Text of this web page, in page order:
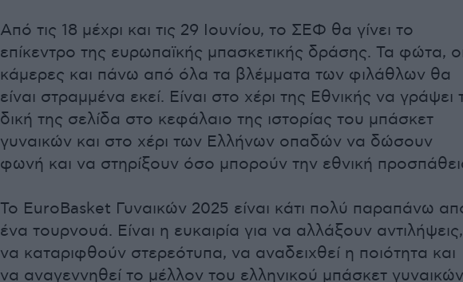
Από τις 18 μέχρι και τις 29 Ιουνίου, το ΣΕΦ θα γίνει το
επίκεντρο της ευρωπαϊκής μπασκετικής δράσης. Τα φώτα,
κάμερες και πάνω από όλα τα βλέμματα των φιλάθλων θα
είναι στραμμένα εκεί. Είναι στο χέρι της Εθνικής να γράψει
δική της σελίδα στο κεφάλαιο της ιστορίας του μπάσκετ
γυναικών και στο χέρι των Ελλήνων οπαδών να δώσουν
φωνή και να στηρίξουν όσο μπορούν την εθνική
Το EuroBasket Γυναικών 2025 είναι κάτι πολύ παραπάνω
ένα τουρνουά. Είναι η ευκαιρία για να αλλάξουν αντιλήψεις,
να καταριφθούν στερεότυπα, να αναδειχθεί η ποιότητα και
να αναγεννηθεί το μέλλον του ελληνικού μπάσκετ